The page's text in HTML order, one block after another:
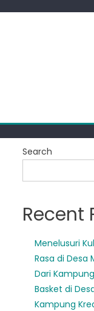
Search
Recent
Menelusuri
Rasa di Desa
Dari
Basket di
Kampung